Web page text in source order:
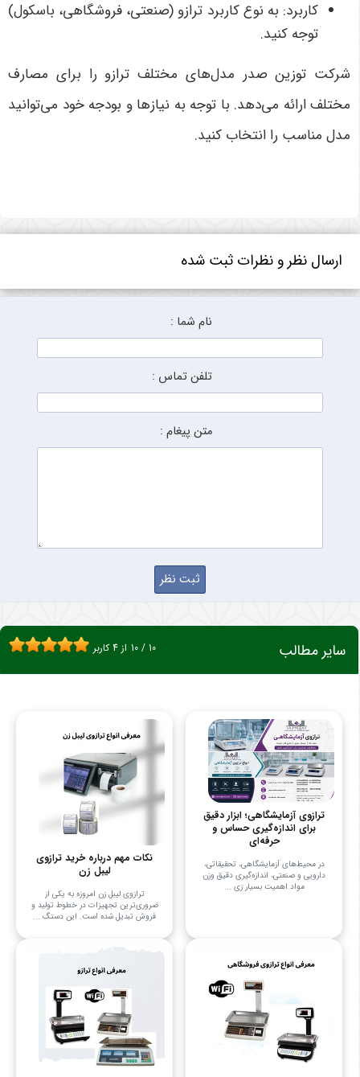
کاربرد: به نوع کاربرد ترازو (صنعتی، فروشگاهی، باسکول)
توجه کنید.
شرکت توزین صدر مدل‌های مختلف ترازو را برای مصارف
مختلف ارائه می‌دهد. با توجه به نیازها و بودجه خود می‌توانید
مدل مناسب را انتخاب کنید.
ارسال نظر و نظرات ثبت شده
نام شما :
تلفن تماس :
متن پیغام :
سایر مطالب 10 / 10 از 4کاربر
ترازوی آزمایشگاهی؛ ابزار دقیق
برای اندازه‌گیری حساس و
حرفه‌ای
در محیط‌های آزمایشگاهی، تحقیقاتی،
دارویی و صنعتی، اندازه‌گیری دقیق وزن
مواد اهمیت بسیار زی ...
نکات مهم درباره خرید ترازوی
لیبل زن
ترازوی لیبل زن امروزه به یکی از
ضروری‌ترین تجهیزات در خطوط تولید و
فروش تبدیل شده است. این دستگ ...